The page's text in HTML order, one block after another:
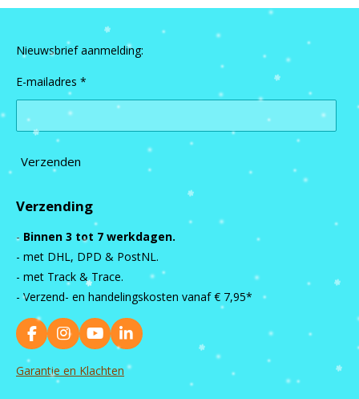
Nieuwsbrief aanmelding:
E-mailadres *
Verzenden
Verzending
- Binnen 3 tot 7 werkdagen.
- met DHL, DPD & PostNL.
- met Track & Trace.
- Verzend- en handelingskosten vanaf € 7,95*
F
a
c
I
n
s
Y
o
u
L
i
n
Garantie en Klachten